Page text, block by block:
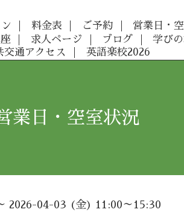
料金表 ご予約 営業日・
求人ページ ブログ 学び
交通アクセス
英語楽校2026
業日・空室状況
2026-04-03 (金) 11:00～15:30